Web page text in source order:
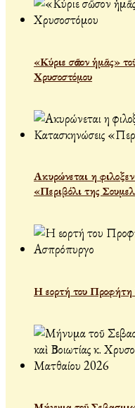
«Κύριε σῶσον ἡμᾶς»
Χρυσοστόμου
Ακυρώνεται η
«Περιβόλι της
Η εορτή του